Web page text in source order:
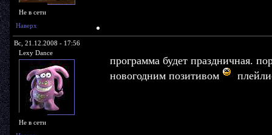
Не в сети
Наверх
Вс, 21.12.2008 - 17:56
Lexy Dance
Не в сети
программа будет праздничная.
новогодним позитивом